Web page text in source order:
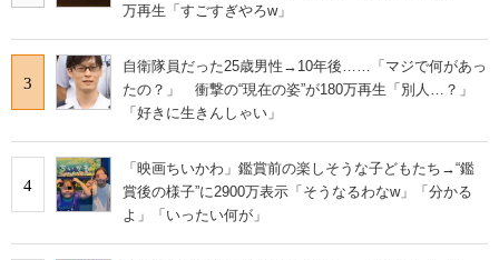
万再生「すごすぎやろw」
3
自衛隊員だった25歳男性→10年後……「マジで何があっ
たの？」 衝撃の“現在の姿”が180万再生「別人…？」
「好きに生きんしゃい」
4
「映画ちいかわ」鑑賞前の楽しそうな子どもたち→“鑑
賞後の様子”に2900万表示「そうなるわなw」「分かる
よ」「いったい何が」